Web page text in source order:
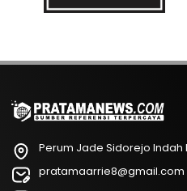
Perum Jade Sidorejo Indah
pratamaarrie8@gmail.com